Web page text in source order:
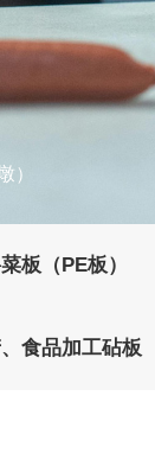
）
板（PE板）
食品加工砧板